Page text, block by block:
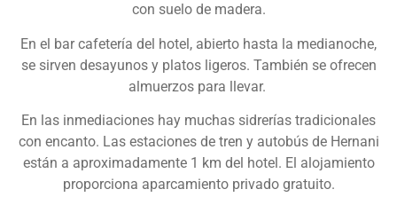
con suelo de madera.
En el bar cafetería del hotel, abierto hasta la medianoche,
se sirven desayunos y platos ligeros. También se ofrecen
almuerzos para llevar.
En las inmediaciones hay muchas sidrerías tradicionales
con encanto. Las estaciones de tren y autobús de Hernani
están a aproximadamente 1 km del hotel. El alojamiento
proporciona aparcamiento privado gratuito.